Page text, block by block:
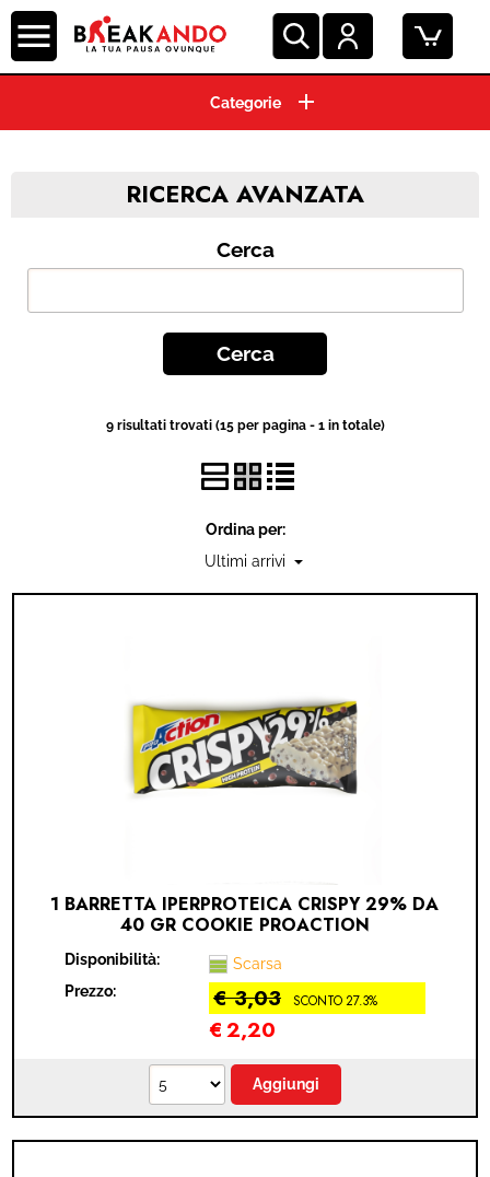
CIALDE ESE 44 MM
BEVANDE E SOLUBILI
RICAMBI
INTEGRATORI
CANCELLERIA
PRODOTTI IN OFFERTA
AREA INGROSSO
MODULO RECESSO
RICERCA AVANZATA
Cerca
9 risultati trovati (15 per pagina - 1 in totale)
Ordina per:
1 BARRETTA IPERPROTEICA CRISPY 29% DA
40 GR COOKIE PROACTION
Disponibilità:
Scarsa
Prezzo:
€ 3,03 SCONTO 27.3%
€2,20